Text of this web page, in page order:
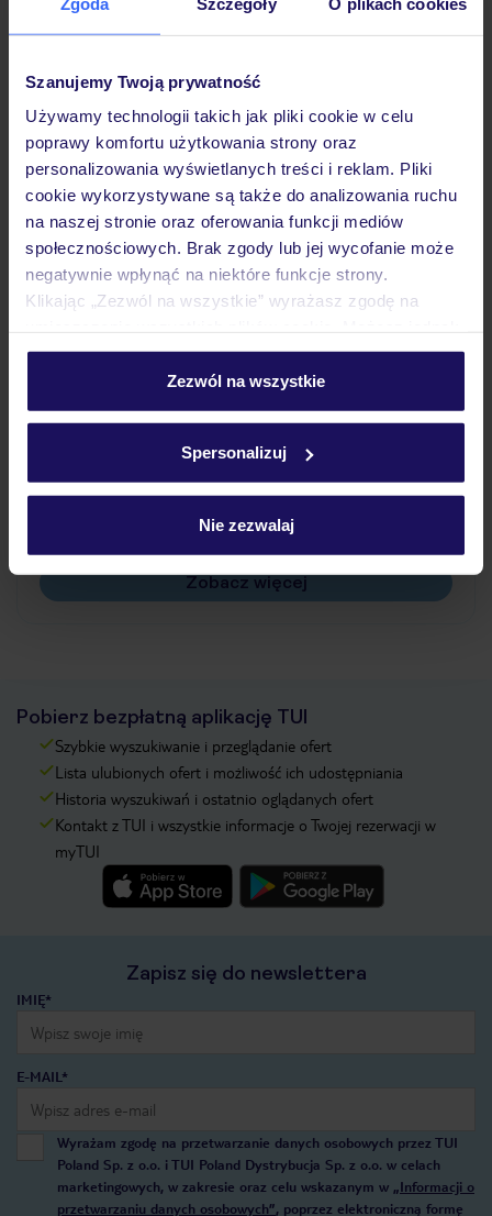
Szanujemy Twoją prywatność
Używamy technologii takich jak pliki cookie w celu
poprawy komfortu użytkowania strony oraz
personalizowania wyświetlanych treści i reklam. Pliki
cookie wykorzystywane są także do analizowania ruchu
na naszej stronie oraz oferowania funkcji mediów
społecznościowych. Brak zgody lub jej wycofanie może
negatywnie wpłynąć na niektóre funkcje strony.
Klikając „Zezwól na wszystkie” wyrażasz zgodę na
personalizować swój wybór wchodząc w zakładkę
Szczegółowe informacje o plikach cookie znajdziesz
Zezwól na wszystkie
Spersonalizuj
Nie zezwalaj
Opinie
Pokoje
Wyżywienie
Atrakcje
Jak zmienić uczestników/osobę zgłaszającą?
Czy w Hotelu będzie przedstawiciel TUI?
Na jakiej podstawie i gdzie otrzymam karty
pokładowe/bilety lotnicze?
Zobacz więcej
Pobierz bezpłatną aplikację TUI
Szybkie wyszukiwanie i przeglądanie ofert
Lista ulubionych ofert i możliwość ich udostępniania
Historia wyszukiwań i ostatnio oglądanych ofert
Kontakt z TUI i wszystkie informacje o Twojej rezerwacji w
myTUI
Zapisz się do newslettera
IMIĘ*
E-MAIL*
Wyrażam zgodę na przetwarzanie danych osobowych przez TUI
Poland Sp. z o.o. i TUI Poland Dystrybucja Sp. z o.o. w celach
marketingowych, w zakresie oraz celu wskazanym w „Informacji o
przetwarzaniu danych osobowych”, poprzez elektroniczną formę